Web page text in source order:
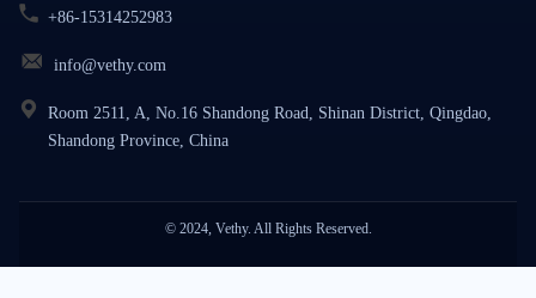
+86-15314252983
info@vethy.com
Room 2511, A, No.16 Shandong Road, Shinan District, Qingdao,
Shandong Province, China
© 2024, Vethy. All Rights Reserved.